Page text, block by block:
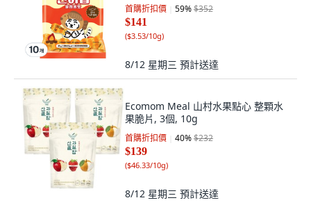
首購折扣價 59%$352
$141
($3.53/10g)
8/12 星期三 預計送達
Ecomom Meal 山村水果點心 整顆水
果脆片, 3個, 10g
首購折扣價 40%$232
$139
($46.33/10g)
8/12 星期三 預計送達